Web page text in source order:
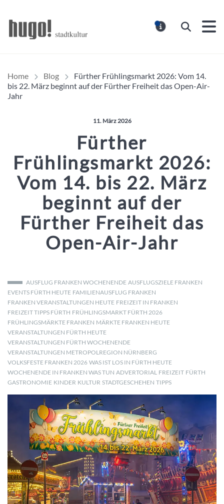
Suchen
Home Blog
Fürther Frühlingsmarkt 2026: Vom 14.
bis 22. März beginnt auf der Fürther Freiheit das Open-Air-
Jahr
Veröffentlicht am:
11. März 2026
Fürther
Frühlingsmarkt 2026:
Vom 14. bis 22. März
beginnt auf der
Fürther Freiheit das
Open-Air-Jahr
AUSFLUG FRANKEN WOCHENENDE AUSFLUGSZIELE FRANKEN
EVENTS FÜRTH HEUTE FAMILIENAUSFLUG FRANKEN
FRANKEN VERANSTALTUNGEN HEUTE FREIZEIT IN FRANKEN
FREIZEIT TIPPS FÜRTH FRÜHLINGSMARKT FÜRTH 2026
FRÜHLINGSMÄRKTE FRANKEN MÄRKTE FRANKEN HEUTE
VERANSTALTUNGEN FÜRTH HEUTE
VERANSTALTUNGEN FÜRTH WOCHENENDE
VERANSTALTUNGEN METROPOLREGION NÜRNBERG
VOLKSFESTE FRANKEN 2026 WAS IST LOS IN FÜRTH HEUTE
WOCHENENDE IN FRANKEN WAS TUN ADVERTORIAL FREIZEIT FÜRTH
GASTRONOMIE KINDER KULTUR STADTGESCHEHEN TIPPS